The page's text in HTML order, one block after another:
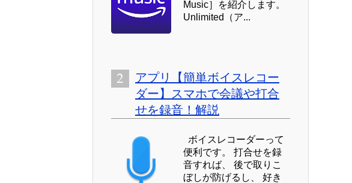
Music］を紹介します。
Unlimited（ア...
アプリ【簡単ボイスレコー
ダー】スマホで会議や打合
せを録音！解説
ボイスレコーダーって
便利です。 打合せを録
音すれば、 後で取りこ
ぼしが防げるし、 好き